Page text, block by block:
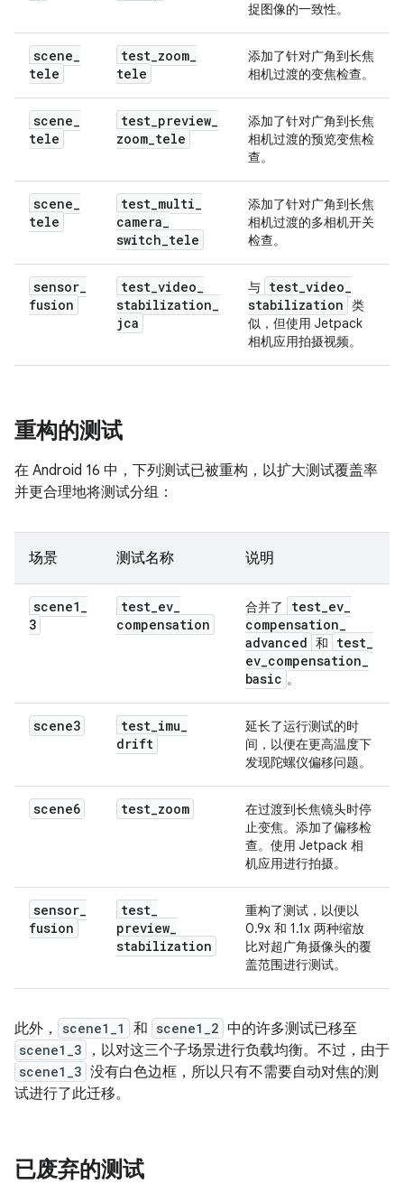
捉图像的一致性。
scene_
tele
test_zoom_
tele
添加了针对广角到长焦
相机过渡的变焦检查。
scene_
tele
test_preview_
zoom_tele
添加了针对广角到长焦
相机过渡的预览变焦检
查。
scene_
tele
test_multi_
camera_
switch_tele
添加了针对广角到长焦
相机过渡的多相机开关
检查。
sensor_
fusion
test_video_
stabilization_
jca
与 test_video_
stabilization 类
似，但使用 Jetpack
相机应用拍摄视频。
重构的测试
在 Android 16 中，下列测试已被重构，以扩大测试覆盖率
并更合理地将测试分组：
场景 测试名称 说明
scene1_
3
test_ev_
compensation
合并了 test_ev_
compensation_
advanced 和 test_
ev_compensation_
basic 。
scene3 test_imu_
drift
延长了运行测试的时
间，以便在更高温度下
发现陀螺仪偏移问题。
scene6 test_zoom
在过渡到长焦镜头时停
止变焦。添加了偏移检
查。使用 Jetpack 相
机应用进行拍摄。
sensor_
fusion
test_
preview_
stabilization
重构了测试，以便以
0.9x 和 1.1x 两种缩放
比对超广角摄像头的覆
盖范围进行测试。
此外， scene1_1 和 scene1_2 中的许多测试已移至
scene1_3 ，以对这三个子场景进行负载均衡。不过，由于
scene1_3 没有白色边框，所以只有不需要自动对焦的测
试进行了此迁移。
已废弃的测试